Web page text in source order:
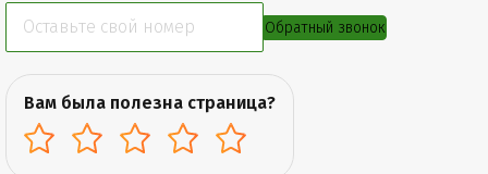
Обратный звонок
Вам была полезна страница?